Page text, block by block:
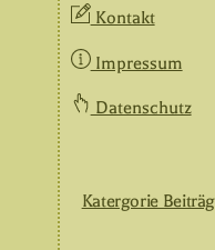
Kontakt
Impressum
Datenschutz
Katergorie